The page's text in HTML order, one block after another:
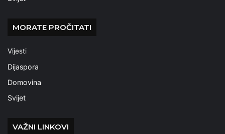
MORATE PROČITATI
Vijesti
Dijaspora
Domovina
Svijet
VAŽNI LINKOVI